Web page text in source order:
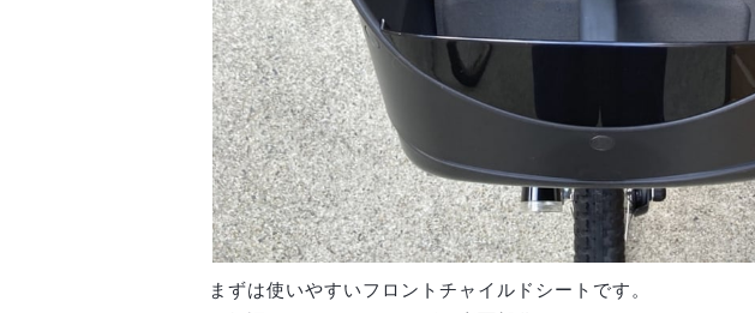
まずは使いやすいフロントチャイルドシートです。